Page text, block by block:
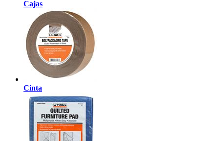
Cajas
Cinta